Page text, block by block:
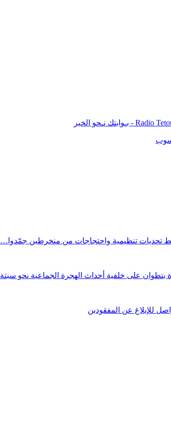
تحديات تنظيمية واحتجاجات من منخرطين جمّدوا…
على خلفية أحداث الهجرة الجماعية نحو سبتة
للإبلاغ عن المفقودين